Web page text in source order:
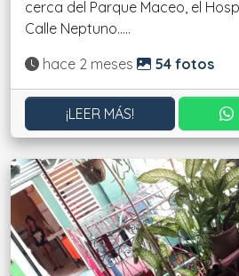
cerca del Parque Maceo, el
Calle Neptuno.....
Actualizado:
hace 2 meses 54 fotos
¡LEER MÁS!